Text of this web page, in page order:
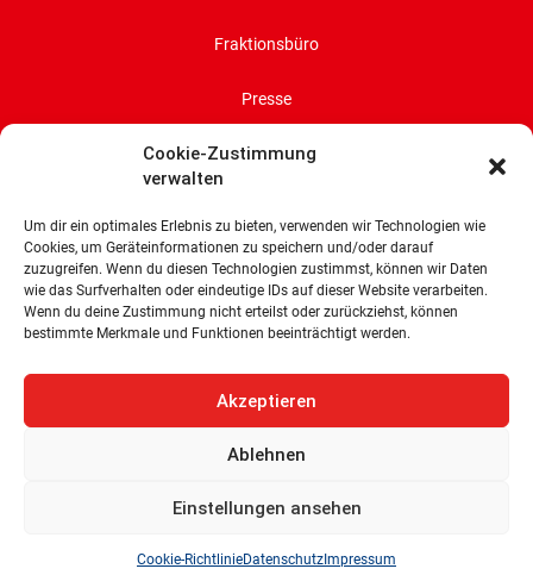
Cookie-Zustimmung
verwalten
Um dir ein optimales Erlebnis zu bieten, verwenden wir Technologien wie
Cookies, um Geräteinformationen zu speichern und/oder darauf
zuzugreifen. Wenn du diesen Technologien zustimmst, können wir Daten
wie das Surfverhalten oder eindeutige IDs auf dieser Website verarbeiten.
Wenn du deine Zustimmung nicht erteilst oder zurückziehst, können
bestimmte Merkmale und Funktionen beeinträchtigt werden.
Akzeptieren
Ablehnen
Einstellungen ansehen
Cookie-RichtlinieDatenschutz Impressum
Fraktionsbüro
Presse
Impressum
Cookie-Richtlinie (EU)
SPD-Bürgerschaftsfraktion
Wachtstraße 27/29
Tel: 0421 336 77 0